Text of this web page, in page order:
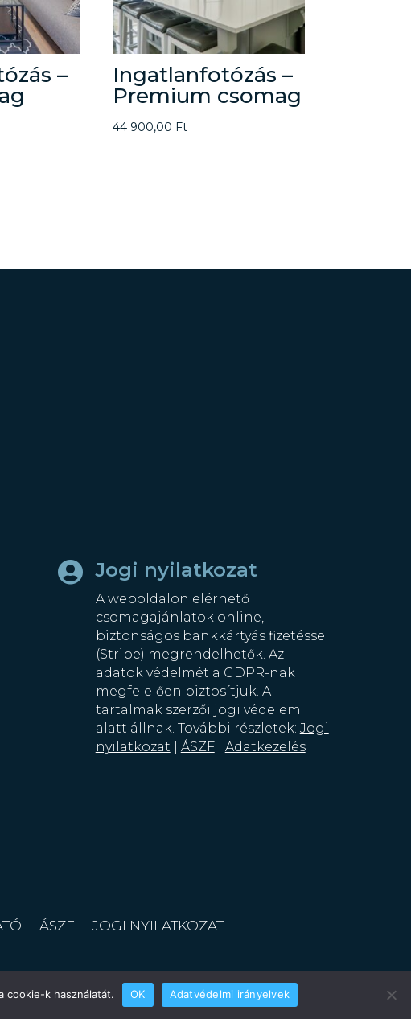
–
Ingatlanfotózás –
Premium csomag
44 900,00 Ft
 Jogi nyilatkozat
A weboldalon elérhető
csomagajánlatok online,
biztonságos bankkártyás fizetéssel
(Stripe) megrendelhetők. Az
adatok védelmét a GDPR-nak
megfelelően biztosítjuk. A
tartalmak szerzői jogi védelem
alatt állnak. További részletek: Jogi
nyilatkozat
ÁSZF| Adatkezelés
ÁSZF JOGI NYILATKOZAT
cookie-k használatát. OK Adatvédelmi irányelvek